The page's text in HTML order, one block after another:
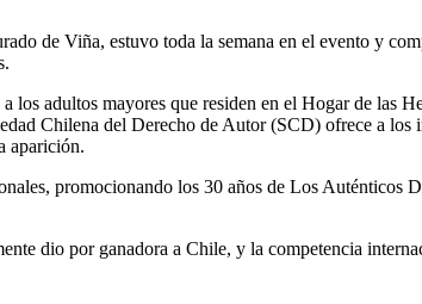
de Viña, estuvo toda la semana en el evento y
los adultos mayores que residen en el Hogar de
Chilena del Derecho de Autor (SCD) ofrece a
aparición.
promocionando los 30 años de Los Auténticos
dio por ganadora a Chile, y la competencia